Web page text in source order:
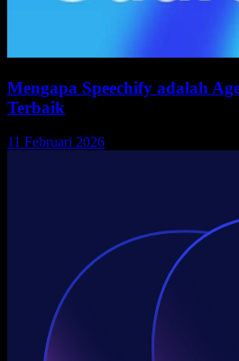
Mengapa Speechify adalah
Terbaik
11 Februari 2026